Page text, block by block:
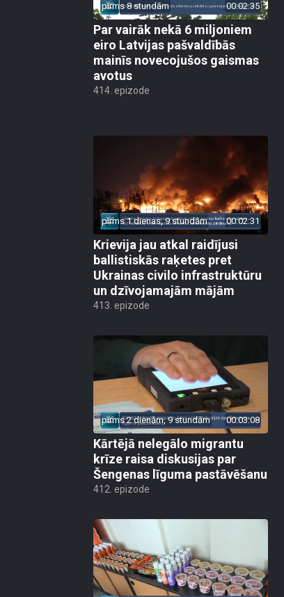
pirms 8 stundām 00:02:35
Par vairāk nekā 6 miljoniem
eiro Latvijas pašvaldībās
mainīs novecojušos gaismas
avotus
414. epizode
pirms 1 dienas, 9 stundām 00:02:31
Krievija jau atkal raidījusi
ballistiskās raķetes pret
Ukrainas civilo infrastruktūru
un dzīvojamajām mājām
413. epizode
pirms 2 dienām, 9 stundām 00:03:08
Kārtējā nelegālo migrantu
krīze raisa diskusijas par
Šengenas līguma pastāvēšanu
412. epizode